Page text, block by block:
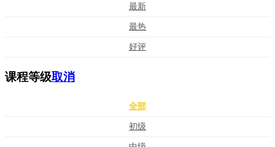
最新
最热
好评
课程等级取消
全部
初级